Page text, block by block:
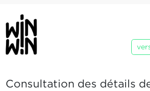
Consultation des détails